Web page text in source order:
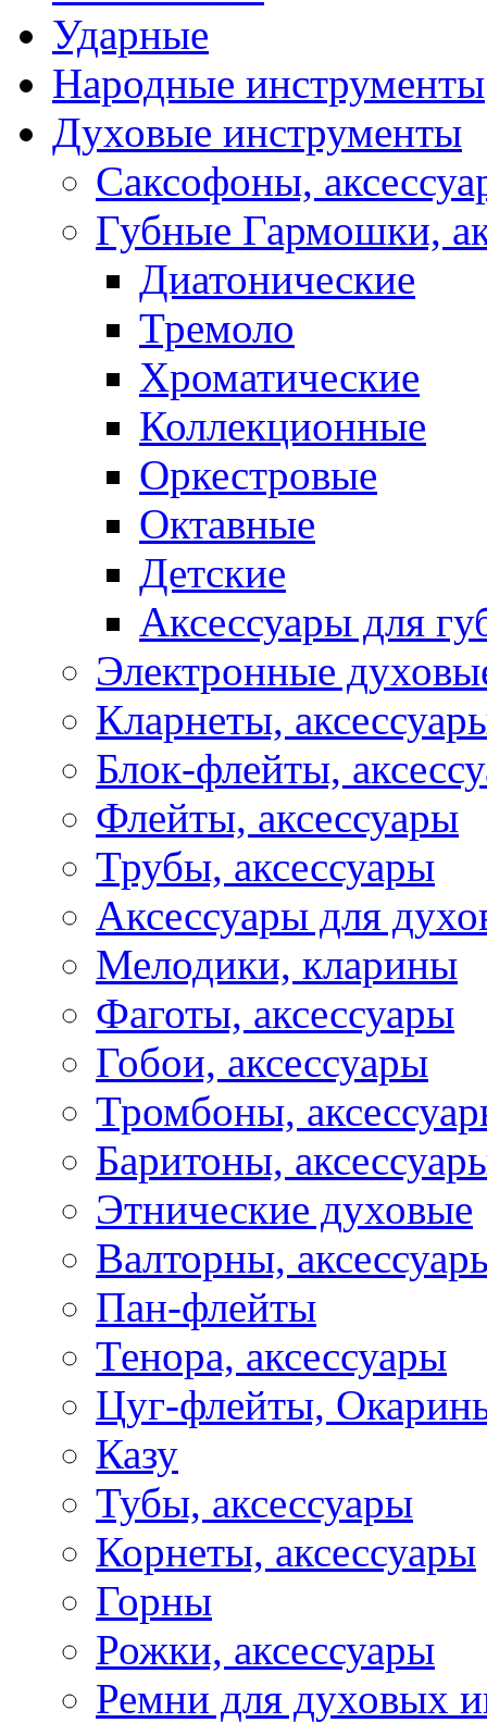
Ударные
Народные инструменты
Духовые инструменты
Саксофоны,
Губные Гармошки,
Диатонические
Тремоло
Хроматические
Коллекционные
Оркестровые
Октавные
Детские
Аксессуары для
Электронные
Кларнеты,
Блок-флейты,
Флейты, аксессуары
Трубы, аксессуары
Аксессуары для
Мелодики, кларины
Фаготы, аксессуары
Гобои, аксессуары
Тромбоны,
Баритоны,
Этнические духовые
Валторны,
Пан-флейты
Тенора, аксессуары
Цуг-флейты,
Казу
Тубы, аксессуары
Корнеты, аксессуары
Горны
Рожки, аксессуары
Ремни для духовых